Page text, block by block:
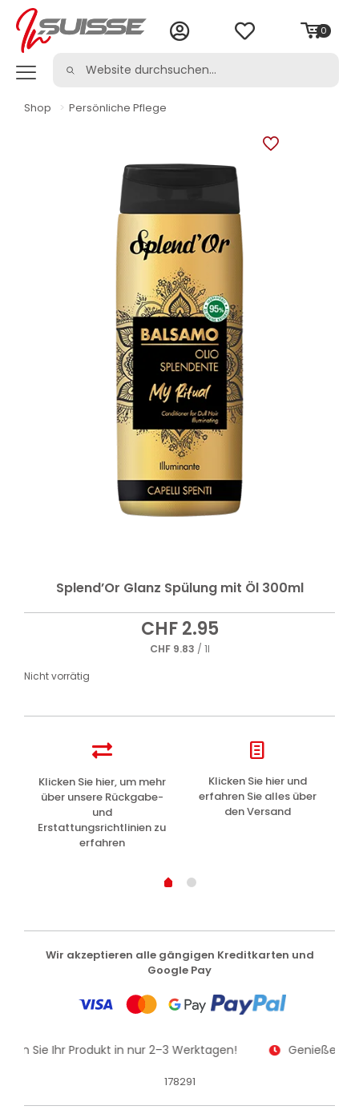
0
Shop > Persönliche Pflege
Splend’Or Glanz Spülung mit Öl 300ml
CHF2.95
CHF9.83 / 1l
Nicht vorrätig
Klicken Sie hier, um mehr
über unsere Rückgabe-
und
Erstattungsrichtlinien zu
erfahren
Klicken Sie hier und
erfahren Sie alles über
den Versand
Wir akzeptieren alle gängigen Kreditkarten und
Google Pay
Sie Ihr Produkt in nur 2–3 Werktagen! Genießen
178291